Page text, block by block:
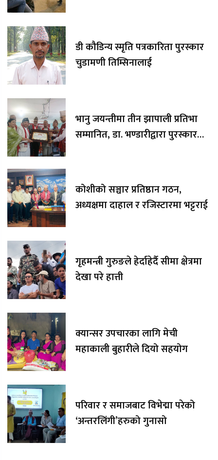
डी कौडिन्य स्मृति पत्रकारिता पुरस्कार
चुडामणी तिम्सिनालाई
भानु जयन्तीमा तीन झापाली प्रतिभा
सम्मानित, डा. भण्डारीद्वारा पुरस्कार
कोशीको सञ्चार प्रतिष्ठान गठन,
अध्यक्षमा दाहाल र रजिस्टारमा भट्टराई
गृहमन्त्री गुरुङले हेर्दाहेर्दै सीमा क्षेत्रमा
देखा परे हात्ती
क्यान्सर उपचारका लागि मेची
महाकाली बुहारीले दियो सहयोग
परिवार र समाजबाट विभेद्मा परेको
‘अन्तरलिंगी’हरुको गुनासो